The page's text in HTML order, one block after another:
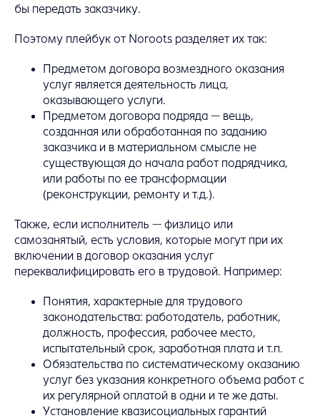
бы передать заказчику.
Поэтому плейбук от Noroots разделяет их так:
Предметом договора возмездного оказания
услуг является деятельность лица,
оказывающего услуги.
Предметом договора подряда — вещь,
созданная или обработанная по заданию
заказчика и в материальном смысле не
существующая до начала работ подрядчика,
или работы по ее трансформации
(реконструкции, ремонту и т.д.).
Также, если исполнитель — физлицо или
самозанятый, есть условия, которые могут при их
включении в договор оказания услуг
переквалифицировать его в трудовой. Например:
Понятия, характерные для трудового
законодательства: работодатель, работник,
должность, профессия, рабочее место,
испытательный срок, заработная плата и т.п.
Обязательства по систематическому оказанию
услуг без указания конкретного объема работ с
их регулярной оплатой в одни и те же даты.
Установление квазисоциальных гарантий